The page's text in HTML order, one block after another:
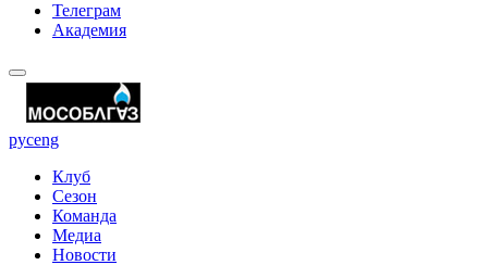
Телеграм
Академия
русeng
Клуб
Сезон
Команда
Медиа
Новости